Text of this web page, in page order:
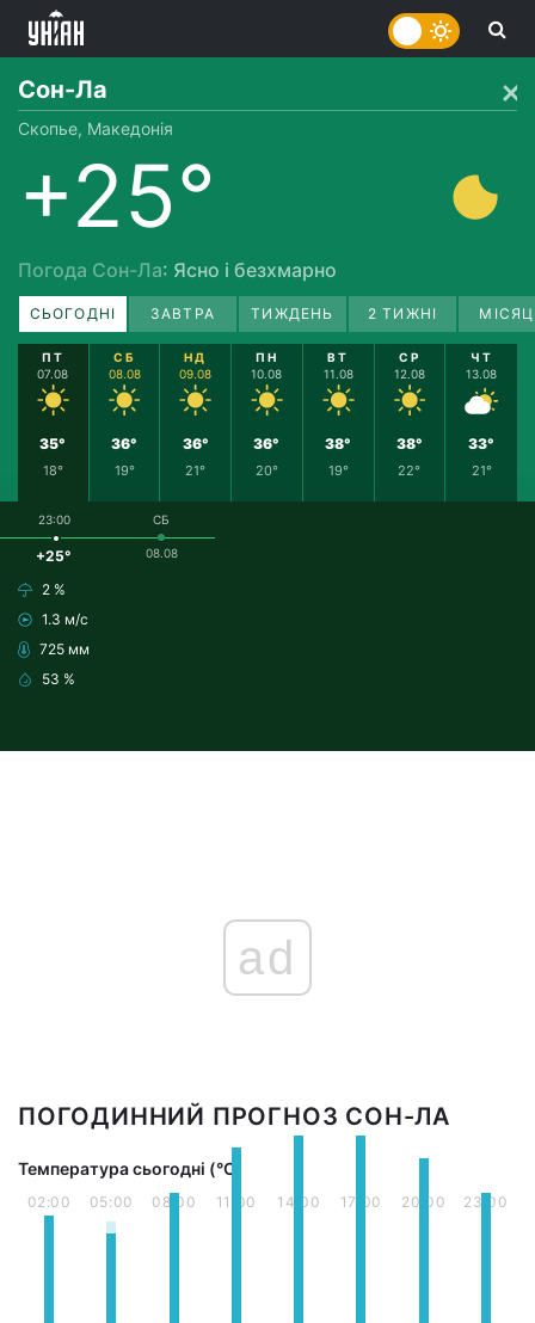
Сон-Ла
Скопье, Македонія
+25°
Погода Сон-Ла: Ясно і безхмарно
СЬОГОДНІ ЗАВТРА ТИЖДЕНЬ 2 ТИЖНІ
ПТ
07.08
35°
18°
СБ
08.08
36°
19°
НД
09.08
36°
21°
ПН
10.08
36°
20°
ВТ
11.08
38°
19°
СР
12.08
38°
22°
ЧТ
13.08
33°
21°
23:00
+25°
2 %
1.3 м/с
725 мм
53 %
СБ
08.08
ad
ПОГОДИННИЙ ПРОГНОЗ СОН-ЛА
Температура сьогодні (°С)
02:00 05:00 08:00 11:00 14:00 17:00 20:00 23:00